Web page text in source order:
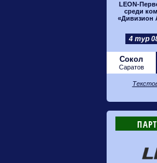
LEON-
среди
«Дивизион
4 тур
Сокол
Саратов